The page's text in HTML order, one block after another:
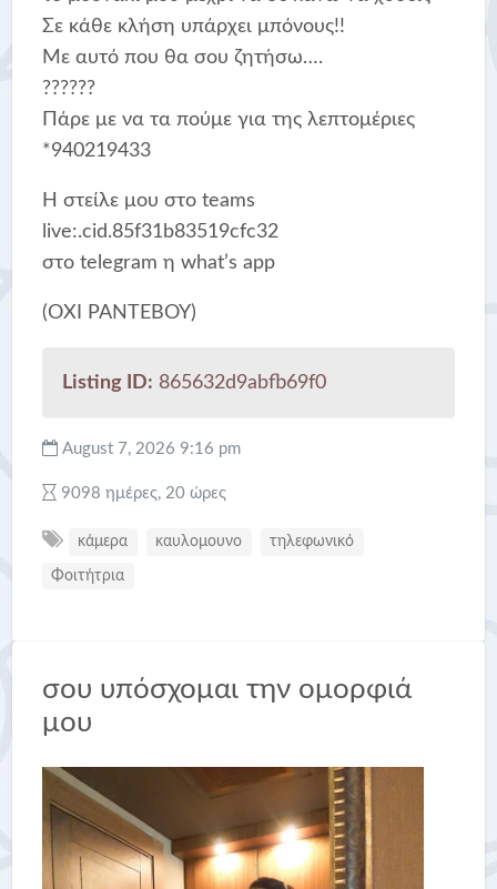
Σε κάθε κλήση υπάρχει μπόνους!!
Με αυτό που θα σου ζητήσω….
??????
Πάρε με να τα πούμε για της λεπτομέριες
*940219433
Η στείλε μου στο teams
live:.cid.85f31b83519cfc32
στο telegram η what’s app
(ΌΧΙ ΡΑΝΤΕΒΟΎ)
Listing ID: 865632d9abfb69f0
August 7, 2026 9:16 pm
9098 ημέρες, 20 ώρες
κάμερα καυλομουνο τηλεφωνικό
Φοιτήτρια
σου υπόσχομαι την ομορφιά
μου